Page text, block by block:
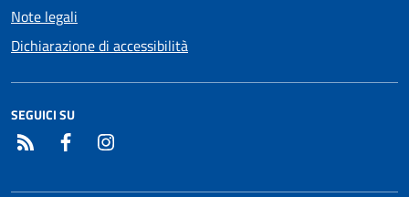
Note legali
Dichiarazione di accessibilità
SEGUICI SU
RSS Facebook